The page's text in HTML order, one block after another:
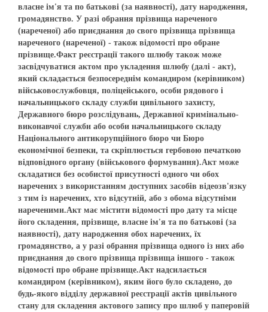
власне ім'я та по батькові (за наявності), дату народження,
громадянство. У разі обрання прізвища нареченого
(нареченої) або приєднання до свого прізвища прізвища
нареченого (нареченої) - також відомості про обране
прізвище.Факт реєстрації такого шлюбу також може
засвідчуватися актом про укладення шлюбу (далі - акт),
який складається безпосереднім командиром (керівником)
військовослужбовця, поліцейського, особи рядового і
начальницького складу служби цивільного захисту,
Державного бюро розслідувань, Державної кримінально-
виконавчої служби або особи начальницького складу
Національного антикорупційного бюро чи Бюро
економічної безпеки, та скріплюється гербовою печаткою
відповідного органу (військового формування).Акт може
складатися без особистої присутності одного чи обох
наречених з використанням доступних засобів відеозв'язку
з тим із наречених, хто відсутній, або з обома відсутніми
нареченими.Акт має містити відомості про дату та місце
його складення, прізвище, власне ім'я та по батькові (за
наявності), дату народження обох наречених, їх
громадянство, а у разі обрання прізвища одного із них або
приєднання до свого прізвища прізвища іншого - також
відомості про обране прізвище.Акт надсилається
командиром (керівником), яким його було складено, до
будь-якого відділу державної реєстрації актів цивільного
стану для складення актового запису про шлюб у паперовій